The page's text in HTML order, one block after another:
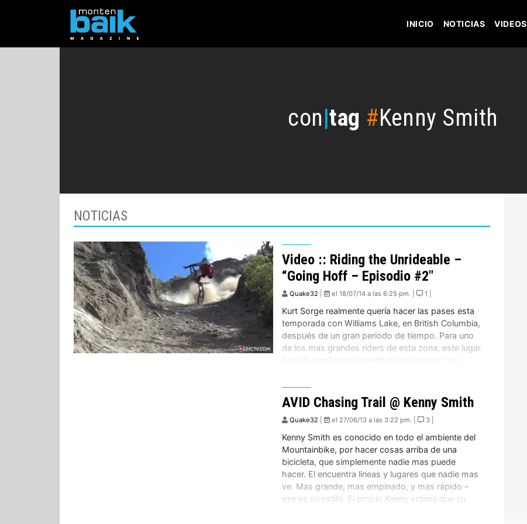
INICIO NOTICIAS VIDEOS
con|tag #Kenny Smith
NOTICIAS
Video :: Riding the Unrideable –
“Going Hoff – Episodio #2″
Quake32 el 18/07/14 a las 6:25 pm. | 1 |
Kurt Sorge realmente quería hacer las pases esta
temporada con Williams Lake, en British Columbia,
después de un gran periodo de tiempo. Para uno
de los mas grandes riders de esta zona, este lugar
tiene la combinación perfecta de laderas con
AVID Chasing Trail @ Kenny Smith
Quake32 el 27/06/13 a las 3:22 pm. | 3 |
Kenny Smith es conocido en todo el ambiente del
Mountainbike, por hacer cosas arriba de una
bicicleta, que simplemente nadie mas puede
hacer. El encuentra lineas y lugares que nadie mas
ve. Mas grande, mas empinado, y mas rápido –
ese es su estilo. El propio Kenny estima que su